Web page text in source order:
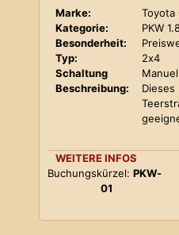
Marke:
Toyota
Kategorie:
PKW
Besonderheit:
Typ:
2x4
Schaltung
Manuell
Beschreibung:
WEITERE INFOS
Buchungskürzel: PKW-
01